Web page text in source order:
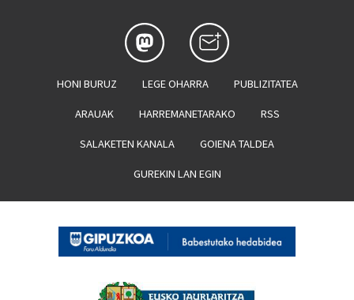
HONI BURUZ LEGE OHARRA PUBLIZITATEA
ARAUAK HARREMANETARAKO RSS
SALAKETEN KANALA GOIENA TALDEA
GUREKIN LAN EGIN